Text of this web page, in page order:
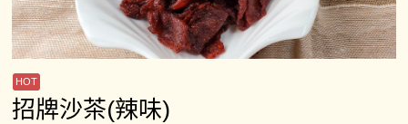
招牌沙茶(辣味)